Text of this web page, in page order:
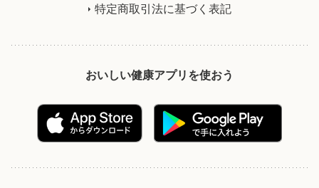
特定商取引法に基づく表記
おいしい健康アプリを使おう